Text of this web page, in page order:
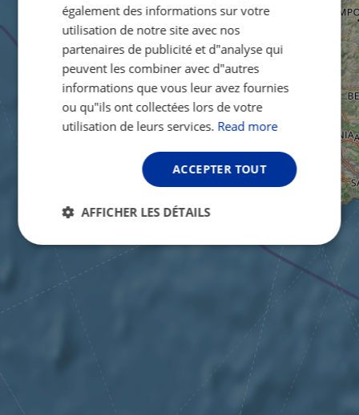
également des informations sur votre
utilisation de notre site avec nos
partenaires de publicité et d"analyse qui
peuvent les combiner avec d"autres
informations que vous leur avez fournies
ou qu"ils ont collectées lors de votre
utilisation de leurs services. Read more
ACCEPTER TOUT
AFFICHER LES DÉTAILS
Strictement
nécessaires
Performance Ciblage
Non classifiés